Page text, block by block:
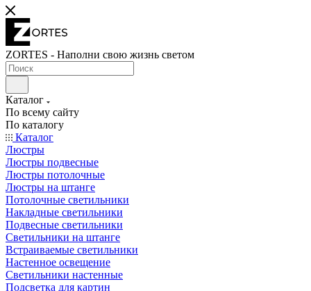
ZORTES - Наполни свою жизнь светом
Каталог
По всему сайту
По каталогу
Каталог
Люстры
Люстры подвесные
Люстры потолочные
Люстры на штанге
Потолочные светильники
Накладные светильники
Подвесные светильники
Светильники на штанге
Встраиваемые светильники
Настенное освещение
Светильники настенные
Подсветка для картин